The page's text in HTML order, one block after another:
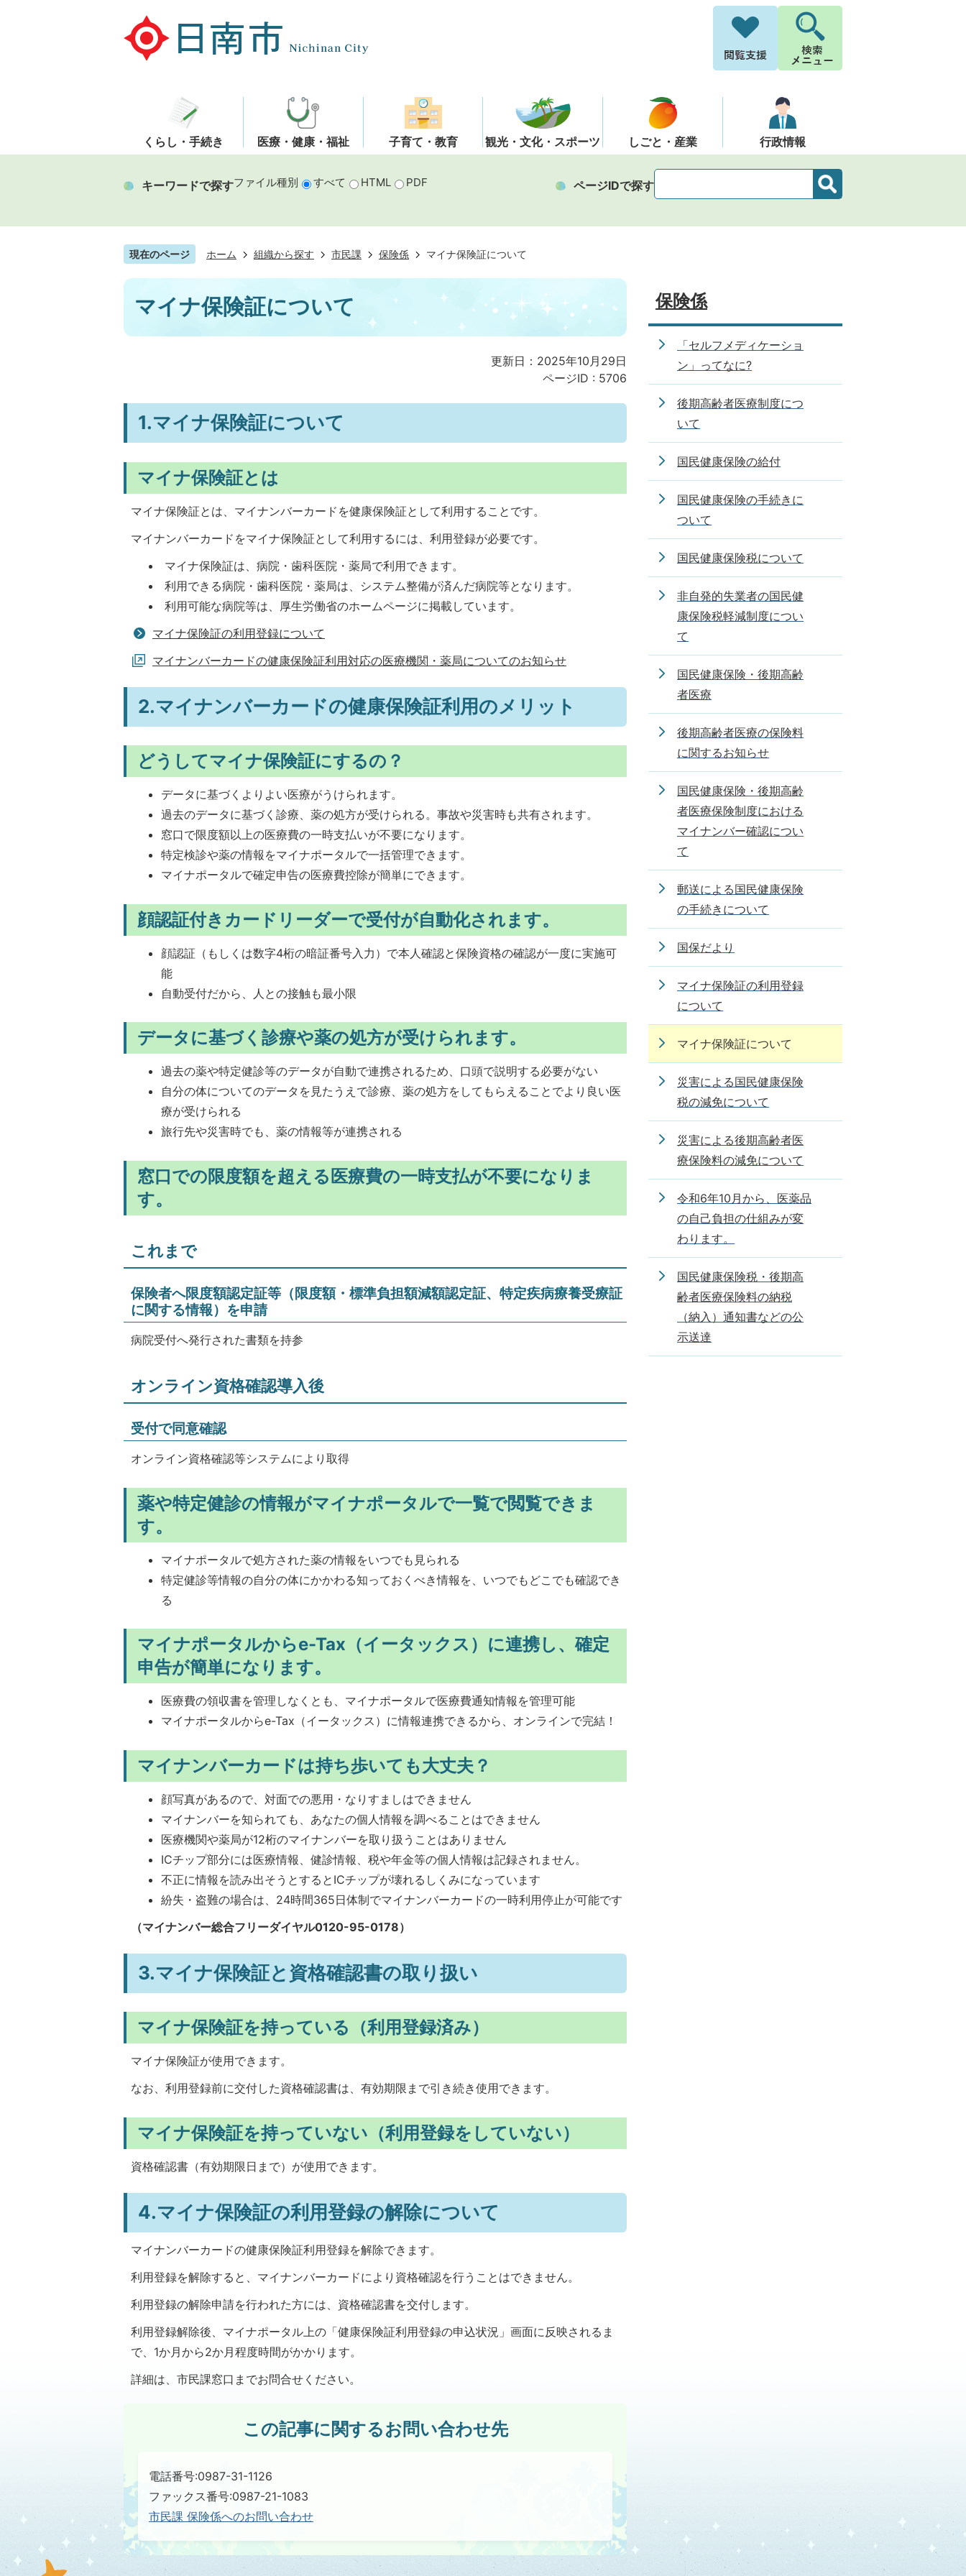
くらし・手続き 医療・健康・福祉 子育て・教育 観光・文化・スポーツ しごと・産業 行政情報
キーワードで探すファイル種別 すべて HTML PDF ページIDで探す
現在のページ ホーム 組織から探す 市民課 保険係 マイナ保険証について
マイナ保険証について
更新日：2025年10月29日
ページID : 5706
1.マイナ保険証について
マイナ保険証とは
マイナ保険証とは、マイナンバーカードを健康保険証として利用することです。
マイナンバーカードをマイナ保険証として利用するには、利用登録が必要です。
マイナ保険証は、病院・歯科医院・薬局で利用できます。
利用できる病院・歯科医院・薬局は、システム整備が済んだ病院等となります。
利用可能な病院等は、厚生労働省のホームページに掲載しています。
マイナ保険証の利用登録について
マイナンバーカードの健康保険証利用対応の医療機関・薬局についてのお知らせ
2.マイナンバーカードの健康保険証利用のメリット
どうしてマイナ保険証にするの？
データに基づくよりよい医療がうけられます。
過去のデータに基づく診療、薬の処方が受けられる。事故や災害時も共有されます。
窓口で限度額以上の医療費の一時支払いが不要になります。
特定検診や薬の情報をマイナポータルで一括管理できます。
マイナポータルで確定申告の医療費控除が簡単にできます。
顔認証付きカードリーダーで受付が自動化されます。
顔認証（もしくは数字4桁の暗証番号入力）で本人確認と保険資格の確認が一度に実施可
能
自動受付だから、人との接触も最小限
データに基づく診療や薬の処方が受けられます。
過去の薬や特定健診等のデータが自動で連携されるため、口頭で説明する必要がない
自分の体についてのデータを見たうえで診療、薬の処方をしてもらえることでより良い医
療が受けられる
旅行先や災害時でも、薬の情報等が連携される
窓口での限度額を超える医療費の一時支払が不要になりま
す。
これまで
保険者へ限度額認定証等（限度額・標準負担額減額認定証、特定疾病療養受療証
に関する情報）を申請
病院受付へ発行された書類を持参
オンライン資格確認導入後
受付で同意確認
オンライン資格確認等システムにより取得
薬や特定健診の情報がマイナポータルで一覧で閲覧できま
す。
マイナポータルで処方された薬の情報をいつでも見られる
特定健診等情報の自分の体にかかわる知っておくべき情報を、いつでもどこでも確認でき
る
マイナポータルからe-Tax（イータックス）に連携し、確定
申告が簡単になります。
医療費の領収書を管理しなくとも、マイナポータルで医療費通知情報を管理可能
マイナポータルからe-Tax（イータックス）に情報連携できるから、オンラインで完結！
マイナンバーカードは持ち歩いても大丈夫？
顔写真があるので、対面での悪用・なりすましはできません
マイナンバーを知られても、あなたの個人情報を調べることはできません
医療機関や薬局が12桁のマイナンバーを取り扱うことはありません
ICチップ部分には医療情報、健診情報、税や年金等の個人情報は記録されません。
不正に情報を読み出そうとするとICチップが壊れるしくみになっています
紛失・盗難の場合は、24時間365日体制でマイナンバーカードの一時利用停止が可能です
（マイナンバー総合フリーダイヤル0120-95-0178）
3.マイナ保険証と資格確認書の取り扱い
マイナ保険証を持っている（利用登録済み）
マイナ保険証が使用できます。
なお、利用登録前に交付した資格確認書は、有効期限まで引き続き使用できます。
マイナ保険証を持っていない（利用登録をしていない）
資格確認書（有効期限日まで）が使用できます。
4.マイナ保険証の利用登録の解除について
マイナンバーカードの健康保険証利用登録を解除できます。
利用登録を解除すると、マイナンバーカードにより資格確認を行うことはできません。
利用登録の解除申請を行われた方には、資格確認書を交付します。
利用登録解除後、マイナポータル上の「健康保険証利用登録の申込状況」画面に反映されるま
で、1か月から2か月程度時間がかかります。
詳細は、市民課窓口までお問合せください。
この記事に関するお問い合わせ先
電話番号:0987-31-1126
ファックス番号:0987-21-1083
市民課 保険係へのお問い合わせ
保険係
「セルフメディケーショ
ン」ってなに?
後期高齢者医療制度につ
いて
国民健康保険の給付
国民健康保険の手続きに
ついて
国民健康保険税について
非自発的失業者の国民健
康保険税軽減制度につい
て
国民健康保険・後期高齢
者医療
後期高齢者医療の保険料
に関するお知らせ
国民健康保険・後期高齢
者医療保険制度における
マイナンバー確認につい
て
郵送による国民健康保険
の手続きについて
国保だより
マイナ保険証の利用登録
について
マイナ保険証について
災害による国民健康保険
税の減免について
災害による後期高齢者医
療保険料の減免について
令和6年10月から、医薬品
の自己負担の仕組みが変
わります。
国民健康保険税・後期高
齢者医療保険料の納税
（納入）通知書などの公
示送達